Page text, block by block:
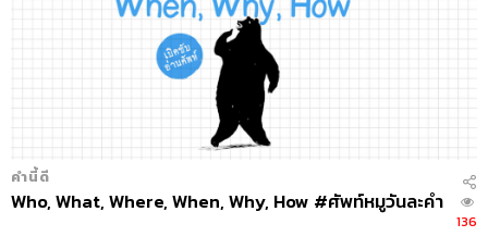
THE STANDARD PODCAST
ทีมงาน THE STANDARD PODCAST
คำนี้ดี
Who, What, Where, When, Why, How #ศัพท์หมูวันละคำ
136